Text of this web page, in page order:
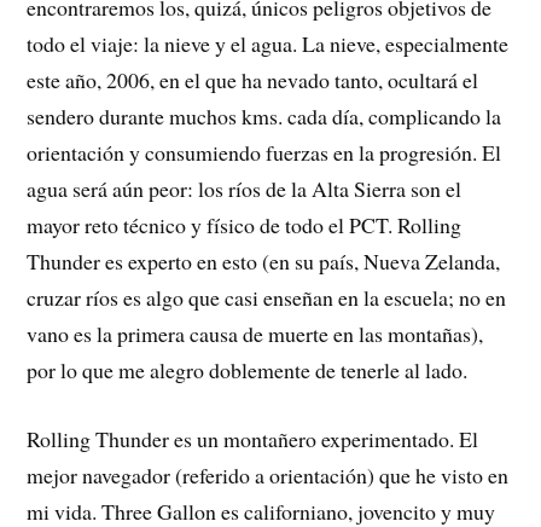
encontraremos los, quizá, únicos peligros objetivos de
todo el viaje: la nieve y el agua. La nieve, especialmente
este año, 2006, en el que ha nevado tanto, ocultará el
sendero durante muchos kms. cada día, complicando la
orientación y consumiendo fuerzas en la progresión. El
agua será aún peor: los ríos de la Alta Sierra son el
mayor reto técnico y físico de todo el PCT. Rolling
Thunder es experto en esto (en su país, Nueva Zelanda,
cruzar ríos es algo que casi enseñan en la escuela; no en
vano es la primera causa de muerte en las montañas),
por lo que me alegro doblemente de tenerle al lado.
Rolling Thunder es un montañero experimentado. El
mejor navegador (referido a orientación) que he visto en
mi vida. Three Gallon es californiano, jovencito y muy